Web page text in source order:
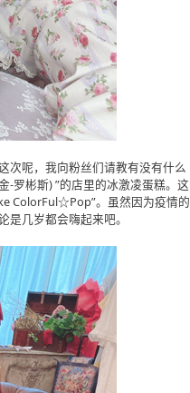
次呢，我向粉丝们请教有没有什么
-罗彬斯) ”的店里的冰激凌蛋糕。这
ColorFul☆Pop”。虽然因为疫情的
几岁都会嗨起来吧。